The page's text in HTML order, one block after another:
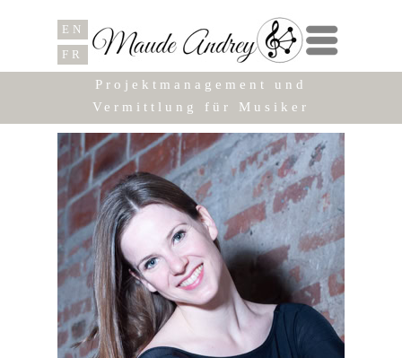
EN
FR
Projektmanagement und
Vermittlung für Musiker